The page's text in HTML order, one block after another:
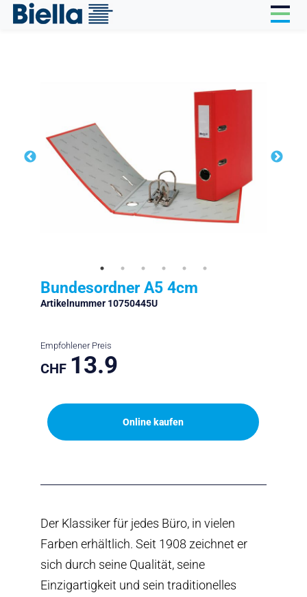
Bundesordner A5 4cm
Artikelnummer 10750445U
Empfohlener Preis
CHF 13.9
Online kaufen
Der Klassiker für jedes Büro, in vielen
Farben erhältlich. Seit 1908 zeichnet er
sich durch seine Qualität, seine
Einzigartigkeit und sein traditionelles
Cookie-Einstellungen